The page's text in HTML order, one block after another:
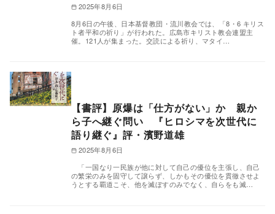
2025年8月6日
8月6日の午後、日本基督教団・流川教会では、「8・6 キリス
ト者平和の祈り」が行われた。広島市キリスト教会連盟主
催。121人が集まった。交読による祈り、マタイ…
【書評】原爆は「仕方がない」か 親か
ら子へ継ぐ問い 『ヒロシマを次世代に
語り継ぐ』評・濱野道雄
2025年8月6日
「一国なり一民族が他に対して自己の優位を主張し、自己
の繁栄のみを固守して譲らず、しかもその優位を貫徹させよ
うとする覇道こそ、他を滅ぼすのみでなく、自らをも滅…